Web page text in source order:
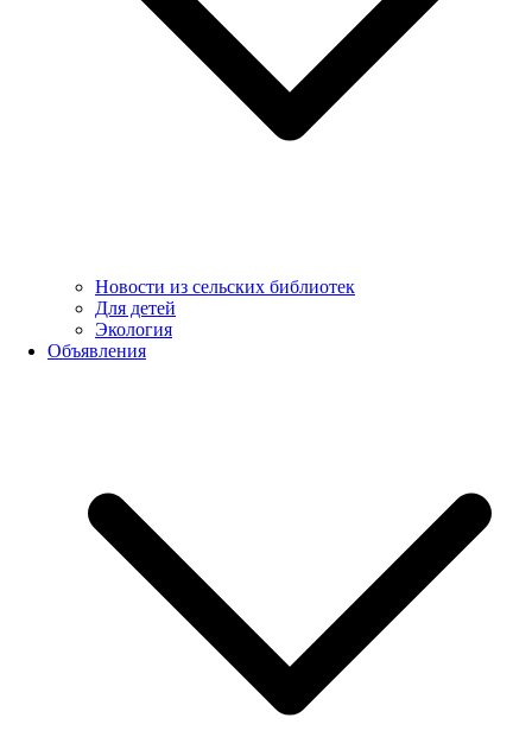
Новости из сельских библиотек
Для детей
Экология
Объявления